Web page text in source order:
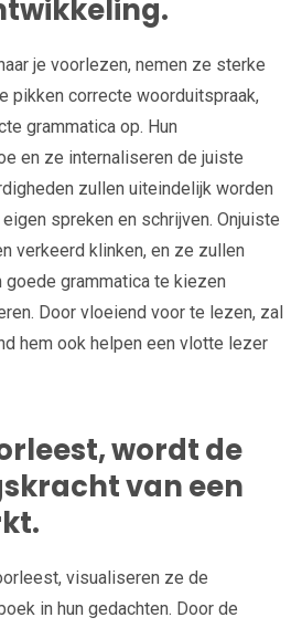
je voorlezen, nemen ze sterke
pikken correcte woorduitspraak,
grammatica op. Hun
en ze internaliseren de juiste
zullen uiteindelijk worden
spreken en schrijven. Onjuiste
verkeerd klinken, en ze zullen
grammatica te kiezen
Door vloeiend voor te lezen, zal
hem ook helpen een vlotte lezer
wordt de
van een
visualiseren ze de
in hun gedachten. Door de